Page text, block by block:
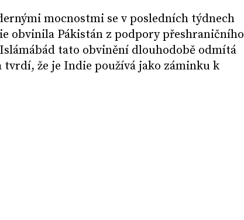
mocnostmi se v posledních týdnech
obvinila Pákistán z podpory přeshraničního
tato obvinění dlouhodobě odmítá
tvrdí, že je Indie používá jako záminku k